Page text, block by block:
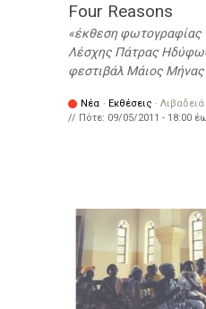
Four Reasons
έκθεση φωτογραφίας
Λέσχης Πάτρας
φεστιβάλ Μάιος
Νέα · Εκθέσεις · Λιβαδειά
// Πότε: 09/05/2011 - 18:00